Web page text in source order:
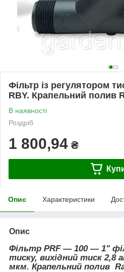
Фільтр із регулятором
RBY. Крапельний полив
В наявності
Роздріб
1 800,94 ₴
Опис Характеристики
Опис
Фільтр PRF — 100 — 1"
тиску, вихідний тиск 2,8
мкм. Крапельний полив